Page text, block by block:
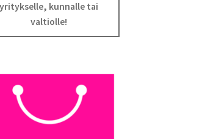
yritykselle, kunnalle tai
valtiolle!